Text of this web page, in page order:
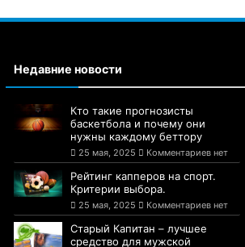
Недавние новости
Кто такие прогнозисты
баскетбола и почему они
нужны каждому беттору
25 мая, 2025 Комментариев нет
Рейтинг капперов на спорт.
Критерии выбора.
25 мая, 2025 Комментариев нет
Старый Капитан – лучшее
средство для мужской